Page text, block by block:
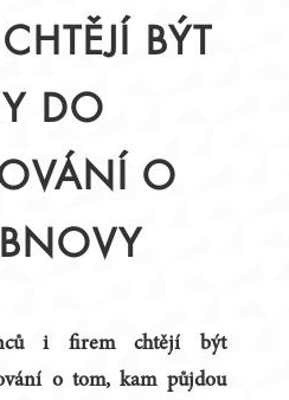
BÝT
DO
O
i firem chtějí být
o tom, kam půjdou